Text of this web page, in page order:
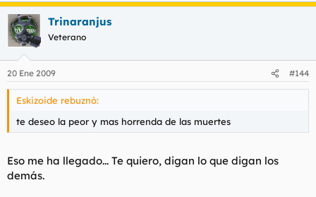
Trinaranjus
Veterano
20 Ene 2009 #144
Eskizoide rebuznó:
te deseo la peor y mas horrenda de las muertes
Eso me ha llegado... Te quiero, digan lo que digan los
demás.